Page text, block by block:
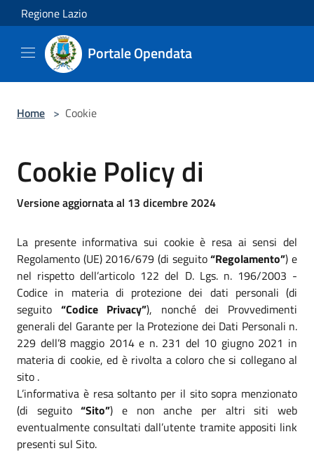
Salta al contenuto principale
Regione Lazio
Portale Opendata
Home > Cookie
Cookie Policy di
Versione aggiornata al 13 dicembre 2024
La presente informativa sui cookie è resa ai sensi del
Regolamento (UE) 2016/679 (di seguito“Regolamento”) e
nel rispetto dell’articolo 122 del D. Lgs. n. 196/2003 -
Codice in materia di protezione dei dati personali (di
seguito “Codice Privacy”), nonché dei Provvedimenti
generali del Garante per la Protezione dei Dati Personali n.
229 dell’8 maggio 2014 e n. 231 del 10 giugno 2021 in
materia di cookie, ed è rivolta a coloro che si collegano al
sito .
L’informativa è resa soltanto per il sito sopra menzionato
(di seguito“Sito”) e non anche per altri siti web
eventualmente consultati dall’utente tramite appositi link
presenti sul Sito.